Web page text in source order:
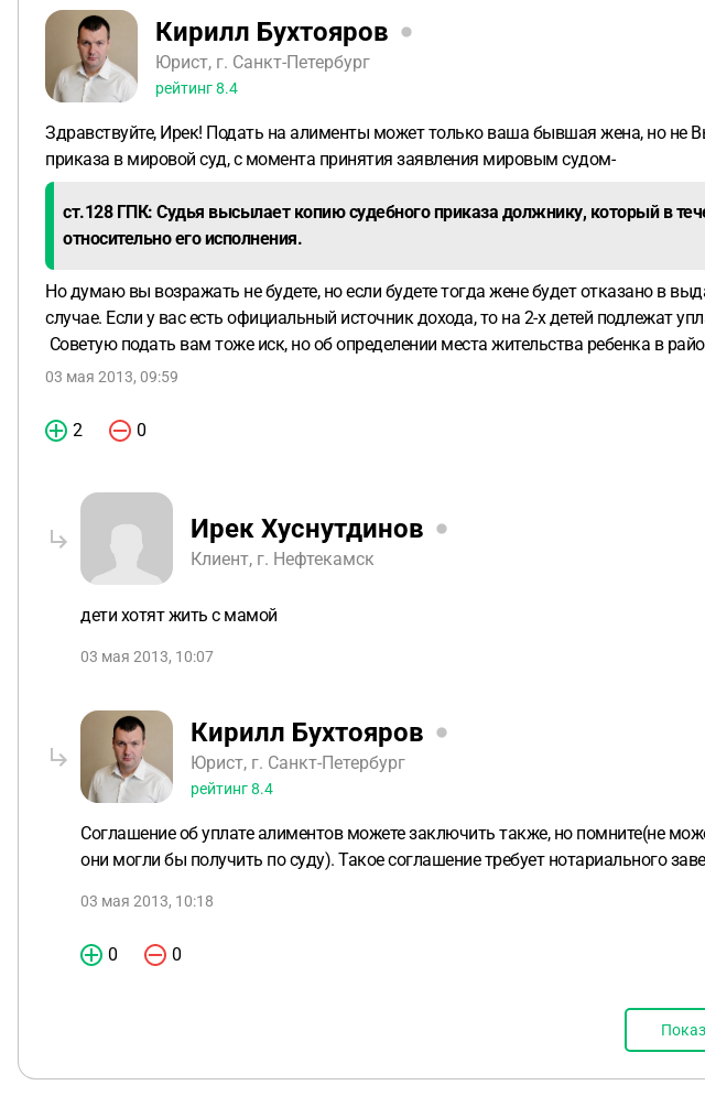
Кирилл Бухтояров
Юрист, г. Санкт-Петербург
рейтинг8.4
Здравствуйте, Ирек! Подать на алименты может только ваша бывшая жена, но не
приказа в мировой суд, с момента принятия заявления мировым судом-
ст.128 ГПК: Судья высылает копию судебного приказа должнику, который в
относительно его исполнения.
Но думаю вы возражать не будете, но если будете тогда жене будет отказано в
случае. Если у вас есть официальный источник дохода, то на 2-х детей подлежат
Советую подать вам тоже иск, но об определении места жительства ребенка в
03 мая 2013, 09:59
2 0
Ирек Хуснутдинов
Клиент, г. Нефтекамск
дети хотят жить с мамой
03 мая 2013, 10:07
Кирилл Бухтояров
Юрист, г. Санкт-Петербург
рейтинг8.4
Соглашение об уплате алиментов можете заключить также, но помните(не
они могли бы получить по суду). Такое соглашение требует нотариального
03 мая 2013, 10:18
0 0